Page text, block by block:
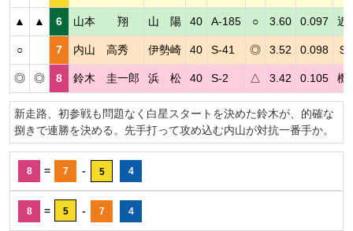
▲ ▲ 6 山本 翔 山 陽 40 A-185 ○ 3.60 0.097 近
○ 7 内山 高秀 伊勢崎 40 S-41 ◎ 3.52 0.098 Ｓ
◎ ◎ 8 鈴木 圭一郎 浜 松 40 S-2 △ 3.42 0.105 機
新走路、初参戦も問題なく白星スタートを決めた鈴木が、的確な
捌きで連勝を決める。先手打って攻め込む内山が対抗一番手か。
8 = 7 - 5 4
8 = 5 - 7 4